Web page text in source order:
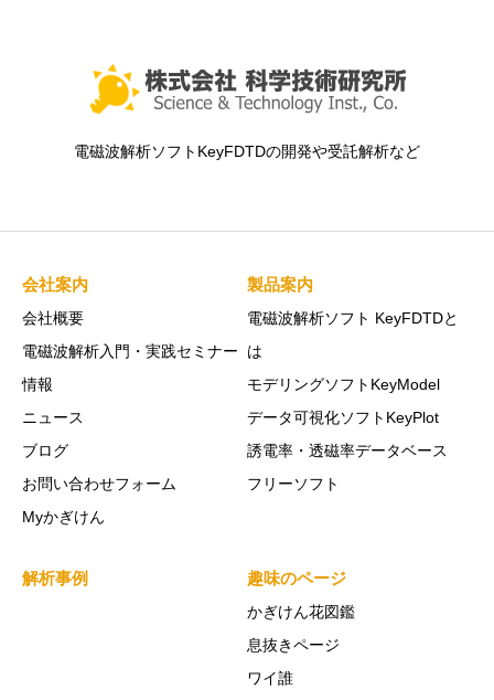
電磁波解析ソフトKeyFDTDの開発や受託解析など
会社案内
会社概要
電磁波解析入門・実践セミナー
情報
ニュース
ブログ
お問い合わせフォーム
Myかぎけん
製品案内
電磁波解析ソフト KeyFDTDと
は
モデリングソフトKeyModel
データ可視化ソフトKeyPlot
誘電率・透磁率データベース
フリーソフト
解析事例 趣味のページ
かぎけん花図鑑
息抜きページ
ワイ誰